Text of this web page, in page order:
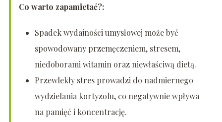
Co warto zapamietać?:
Spadek wydajności umysłowej może być
spowodowany przemęczeniem, stresem,
niedoborami witamin oraz niewłaściwą dietą.
Przewlekły stres prowadzi do nadmiernego
wydzielania kortyzolu, co negatywnie wpływa
na pamięć i koncentrację.